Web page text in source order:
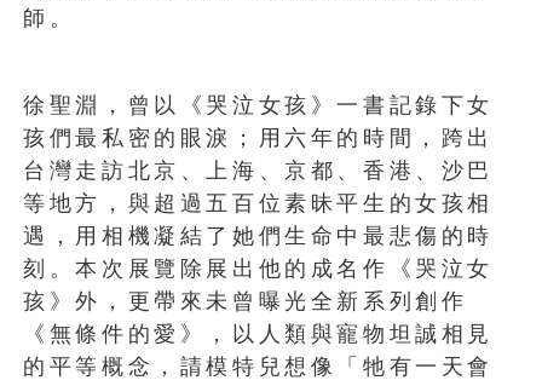
師。
徐聖淵，曾以《哭泣女孩》一書記錄下女
孩們最私密的眼淚；用六年的時間，跨出
台灣走訪北京、上海、京都、香港、沙巴
等地方，與超過五百位素昧平生的女孩相
遇，用相機凝結了她們生命中最悲傷的時
刻。本次展覽除展出他的成名作《哭泣女
孩》外，更帶來未曾曝光全新系列創作
《無條件的愛》，以人類與寵物坦誠相見
的平等概念，請模特兒想像「牠有一天會